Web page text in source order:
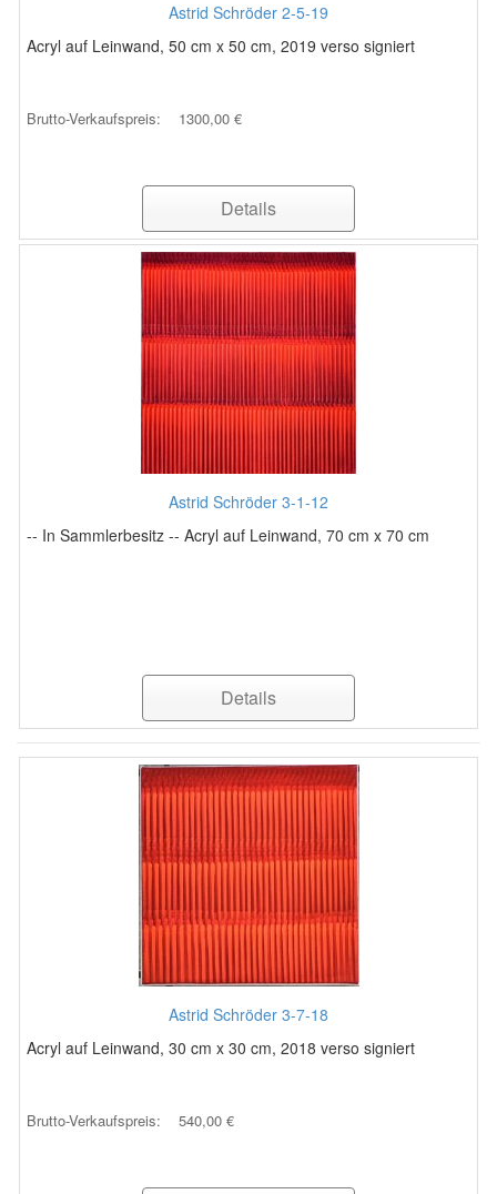
Astrid Schröder 2-5-19
Acryl auf Leinwand, 50 cm x 50 cm, 2019 verso signiert
Brutto-Verkaufspreis: 1300,00 €
Details
Astrid Schröder 3-1-12
-- In Sammlerbesitz -- Acryl auf Leinwand, 70 cm x 70 cm
Details
Astrid Schröder 3-7-18
Acryl auf Leinwand, 30 cm x 30 cm, 2018 verso signiert
Brutto-Verkaufspreis: 540,00 €